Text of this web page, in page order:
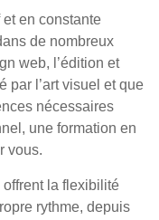
en constante
de nombreux
web, l’édition et
par l’art visuel et que
nécessaires
une formation en
vous.
la flexibilité
rythme, depuis